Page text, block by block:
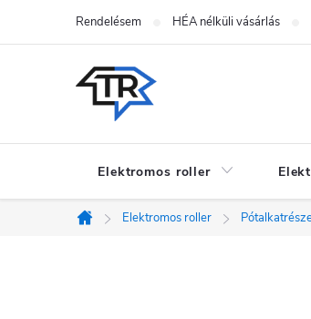
tartalomhoz
Rendelésem HÉA nélküli vásárlás
Elektromos roller
Kezdőlap
Elektromos roller